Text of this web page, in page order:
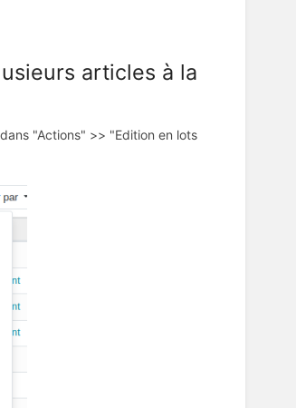
articles à la
"Actions" >> "Edition en lots